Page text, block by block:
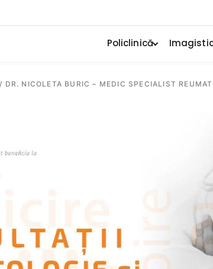
Policlinică
/ DR. NICOLETA BURIC – MEDIC SPECIALIST